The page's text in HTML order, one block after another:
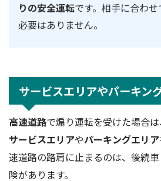
りの安全運転です。相手に合わ
必要はありません。
サービスエリアやパーキン
高速道路で煽り運転を受けた場合は
サービスエリアやパーキングエリア
速道路の路肩に止まるのは、後続
険があります。